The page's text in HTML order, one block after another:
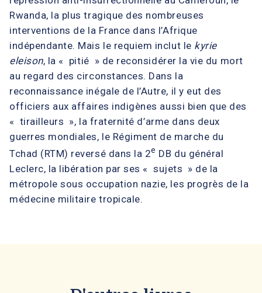
Rwanda, la plus tragique des nombreuses
interventions de la France dans l’Afrique
indépendante. Mais le requiem inclut le kyrie
eleison, la « pitié » de reconsidérer la vie du mort
au regard des circonstances. Dans la
reconnaissance inégale de l’Autre, il y eut des
officiers aux affaires indigènes aussi bien que des
« tirailleurs », la fraternité d’arme dans deux
guerres mondiales, le Régiment de marche du
Tchad (RTM) reversé dans la 2e DB du général
Leclerc, la libération par ses « sujets » de la
métropole sous occupation nazie, les progrès de la
médecine militaire tropicale.